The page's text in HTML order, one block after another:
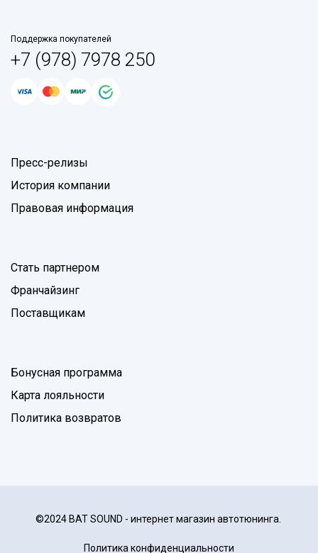
Поддержка покупателей
+7 (978) 7978 250
Пресс-релизы
История компании
Правовая информация
Стать партнером
Франчайзинг
Поставщикам
Бонусная программа
Карта лояльности
Политика возвратов
©2024 BAT SOUND - интернет магазин автотюнинга.
Политика конфиденциальности